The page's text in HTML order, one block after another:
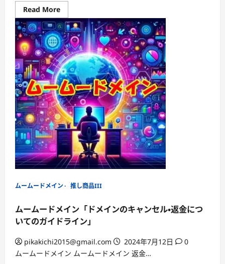
Read MoreRead
more
about
ム
ー
ム
ー
ド
メ
イ
ン
変
更
方
法
「簡
単
操
作
で
メ
イ
ン
や
情
報
の
変
を
サ
ポ
ムームードメイン 推し商品III
ムームードメイン「ドメインのキャンセル・返金につ
いてのガイドライン」
pikakichi2015@gmail.com 2024年7月12日
0
ムームードメイン ムームードメイン 返金…